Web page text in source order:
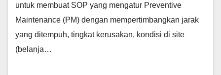
untuk membuat SOP yang mengatur Preventive
Maintenance (PM) dengan mempertimbangkan jarak
yang ditempuh, tingkat kerusakan, kondisi di site
(belanja…